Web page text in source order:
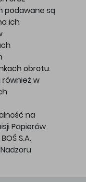
podawane są
ich
obrotu.
w
na
Papierów
S.A.